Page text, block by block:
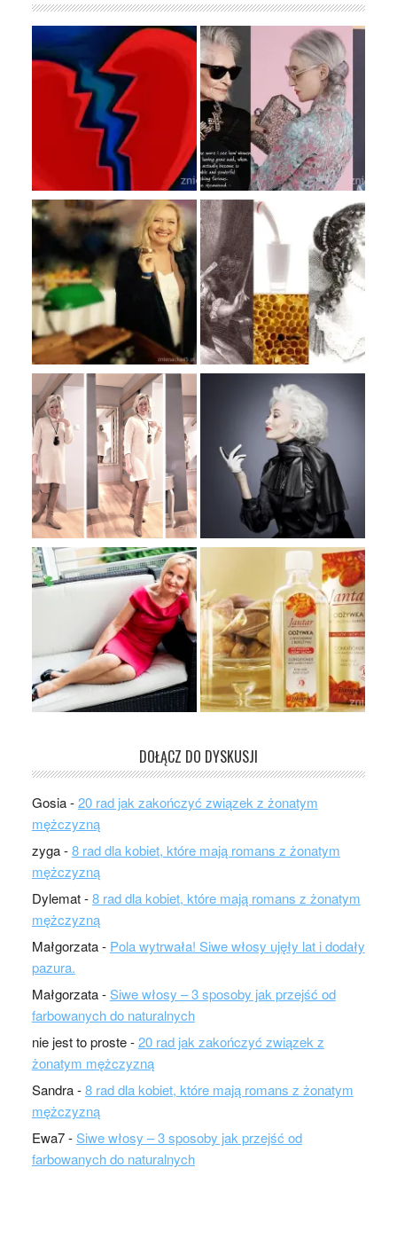
DOŁĄCZ DO DYSKUSJI
Gosia-20 rad jak zakończyć związek z żonatym
mężczyzną
zyga-8 rad dla kobiet, które mają romans z żonatym
mężczyzną
Dylemat-8 rad dla kobiet, które mają romans z żonatym
mężczyzną
Małgorzata- Pola wytrwała! Siwe włosy ujęły lat i dodały
pazura.
Małgorzata-Siwe włosy – 3 sposoby jak przejść od
farbowanych do naturalnych
nie jest to proste-20 rad jak zakończyć związek z
żonatym mężczyzną
Sandra-8 rad dla kobiet, które mają romans z żonatym
mężczyzną
Ewa7-Siwe włosy – 3 sposoby jak przejść od
farbowanych do naturalnych